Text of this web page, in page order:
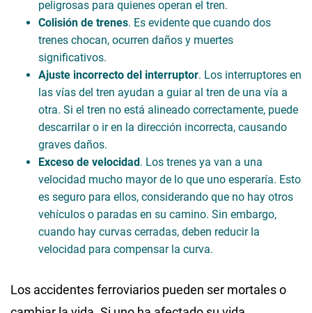
peligrosas para quienes operan el tren.
Colisión de trenes. Es evidente que cuando dos
trenes chocan, ocurren daños y muertes
significativos.
Ajuste incorrecto del interruptor. Los interruptores en
las vías del tren ayudan a guiar al tren de una vía a
otra. Si el tren no está alineado correctamente, puede
descarrilar o ir en la dirección incorrecta, causando
graves daños.
Exceso de velocidad. Los trenes ya van a una
velocidad mucho mayor de lo que uno esperaría. Esto
es seguro para ellos, considerando que no hay otros
vehículos o paradas en su camino. Sin embargo,
cuando hay curvas cerradas, deben reducir la
velocidad para compensar la curva.
Los accidentes ferroviarios pueden ser mortales o